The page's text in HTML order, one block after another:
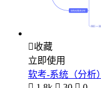
收藏
立即使用
软考-系统（分析